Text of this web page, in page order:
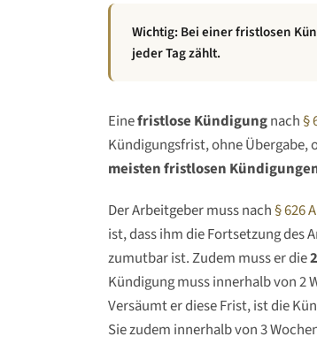
Wichtig: Bei einer fristlosen
jeder Tag zählt.
Einefristlose Kündigungnach§
Kündigungsfrist, ohne Übergabe,
meisten fristlosen
Der Arbeitgeber muss nach§ 626
ist, dass ihm die Fortsetzung
zumutbar ist. Zudem muss er die
Kündigung muss innerhalb von 2
Versäumt er diese Frist, ist die
Sie zudem innerhalb von 3